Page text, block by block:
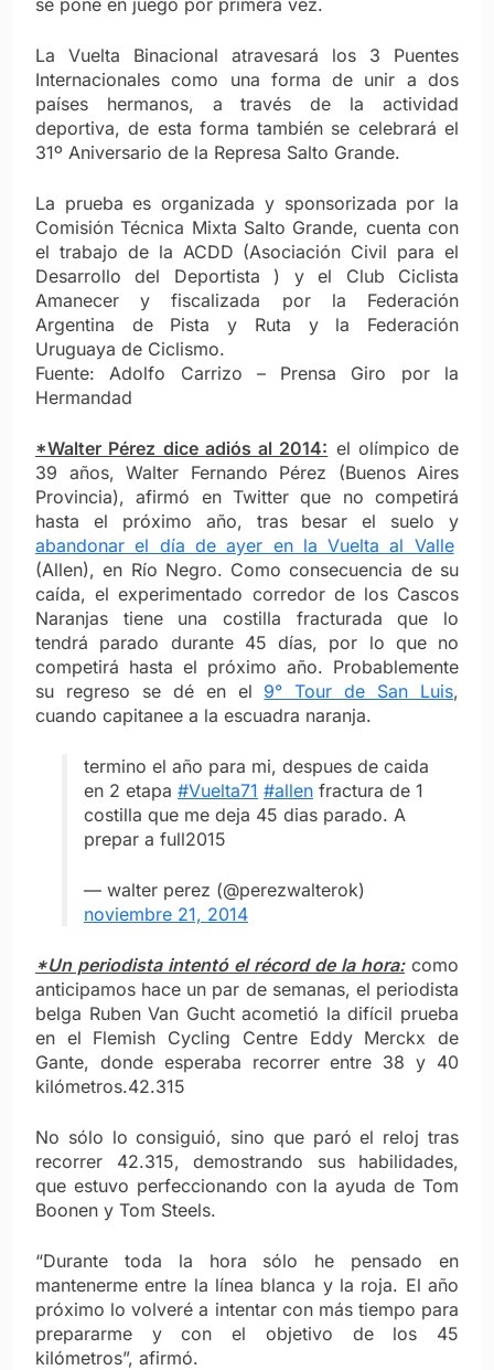
La Vuelta Binacional atravesará los 3 Puentes
Internacionales como una forma de unir a dos
países hermanos, a través de la actividad
deportiva, de esta forma también se celebrará el
31º Aniversario de la Represa Salto Grande.
La prueba es organizada y sponsorizada por la
Comisión Técnica Mixta Salto Grande, cuenta con
el trabajo de la ACDD (Asociación Civil para el
Desarrollo del Deportista ) y el Club Ciclista
Amanecer y fiscalizada por la Federación
Argentina de Pista y Ruta y la Federación
Uruguaya de Ciclismo.
Fuente: Adolfo Carrizo – Prensa Giro por la
Hermandad
*Walter Pérez dice adiós al 2014: el olímpico de
39 años, Walter Fernando Pérez (Buenos Aires
Provincia), afirmó en Twitter que no competirá
hasta el próximo año, tras besar el suelo y
abandonar el día de ayer en la Vuelta al Valle
(Allen), en Río Negro. Como consecuencia de su
caída, el experimentado corredor de los Cascos
Naranjas tiene una costilla fracturada que lo
tendrá parado durante 45 días, por lo que no
competirá hasta el próximo año. Probablemente
su regreso se dé en el 9° Tour de San Luis,
cuando capitanee a la escuadra naranja.
termino el año para mi, despues de caida
en 2 etapa #Vuelta71 #allen fractura de 1
costilla que me deja 45 dias parado. A
prepar a full2015
— walter perez (@perezwalterok)
noviembre 21, 2014
*Un periodista intentó el récord de la hora:como
anticipamos hace un par de semanas, el periodista
belga Ruben Van Gucht acometió la difícil prueba
en el Flemish Cycling Centre Eddy Merckx de
Gante, donde esperaba recorrer entre 38 y 40
kilómetros.42.315
No sólo lo consiguió, sino que paró el reloj tras
recorrer 42.315, demostrando sus habilidades,
que estuvo perfeccionando con la ayuda de Tom
Boonen y Tom Steels.
“Durante toda la hora sólo he pensado en
mantenerme entre la línea blanca y la roja. El año
próximo lo volveré a intentar con más tiempo para
prepararme y con el objetivo de los 45
kilómetros”, afirmó.